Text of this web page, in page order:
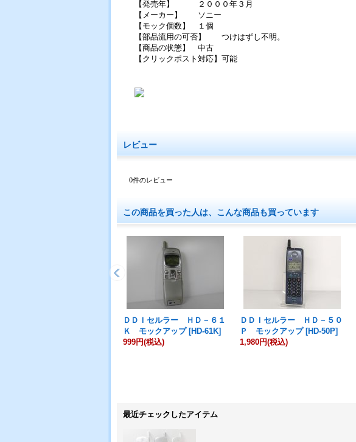
【発売年】 ２０００年３月
【メーカー】 ソニー
【モック個数】 １個
【部品流用の可否】 つけはずし不明。
【商品の状態】 中古
【クリックポスト対応】可能
レビュー
0件のレビュー
この商品を買った人は、こんな商品も買っています
ＤＤＩセルラー ＨＤ－６１
Ｋ モックアップ [HD-61K]
999円(税込)
ＤＤＩセルラー ＨＤ－５０
Ｐ モックアップ [HD-50P]
1,980円(税込)
最近チェックしたアイテム